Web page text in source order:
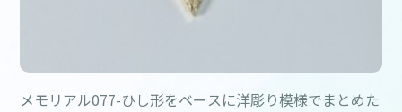
メモリアル077-ひし形をベースに洋彫り模様でまとめた